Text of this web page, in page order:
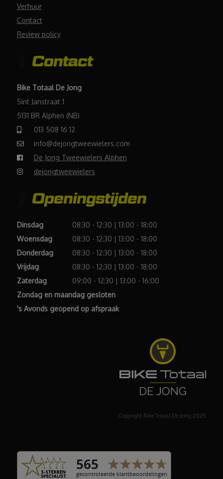
Verhuur
Contact
Review policy
Contact
Bike Totaal De Jong
Sint Janstraat 1
5131 BR Alphen (NB)
013 508 16 12
info@dejongtweewielers.com
De Jong Tweewielers Alphen
dejongtweewielers
Openingstijden
Dinsdag
08:30 - 12:30 | 13:00 - 18:00
Woensdag
08:30 - 12:30 | 13:00 - 18:00
Donderdag
08:30 - 12:30 | 13:00 - 18:00
Vrijdag
08:30 - 12:30 | 13:00 - 18:00
Zaterdag
09:00 - 12:30 | 13:00 - 16:00
Zondag en maandag gesloten
's Avonds geopend op afspraak
Copyright Bike Totaal De Jong 2025